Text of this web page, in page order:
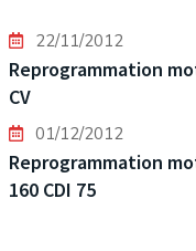
22/11/2012
Reprogrammation
CV
01/12/2012
Reprogrammation
160 CDI 75